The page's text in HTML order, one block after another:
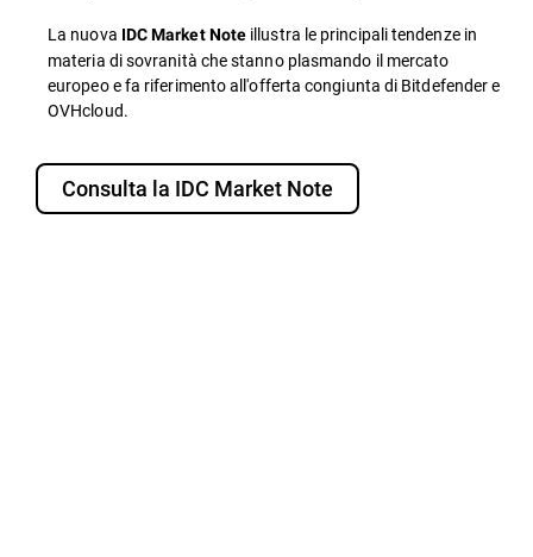
La nuova IDC Market Note illustra le principali tendenze in
materia di sovranità che stanno plasmando il mercato
europeo e fa riferimento all'offerta congiunta di Bitdefender e
OVHcloud.
Consulta la IDC Market Note